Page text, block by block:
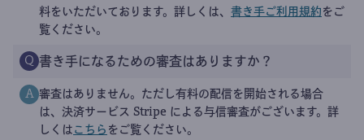
料をいただいております。詳しくは、 書き手ご利用規約 をご
覧ください。
Q 書き手になるための審査はありますか？
A 審査はありません。ただし有料の配信を開始される場合
は、決済サービス Stripe による与信審査がございます。詳
しくは こちら をご覧ください。